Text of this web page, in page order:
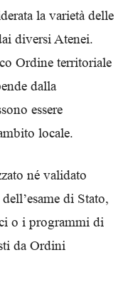
la varietà delle
diversi Atenei.
Ordine territoriale
dalla
essere
locale.
né validato
di Stato,
o i programmi di
da Ordini